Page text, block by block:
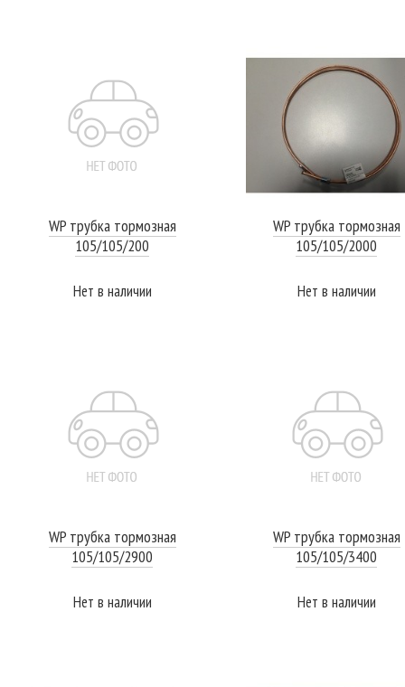
WP трубка тормозная
105/105/200
Нет в наличии
WP трубка тормозная
105/105/2000
Нет в наличии
WP трубка тормозная
105/105/2900
Нет в наличии
WP трубка тормозная
105/105/3400
Нет в наличии